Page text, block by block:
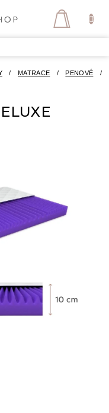
/ MATRACE / PENOVÉ
/